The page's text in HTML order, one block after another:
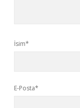
İsim*
E-Posta*